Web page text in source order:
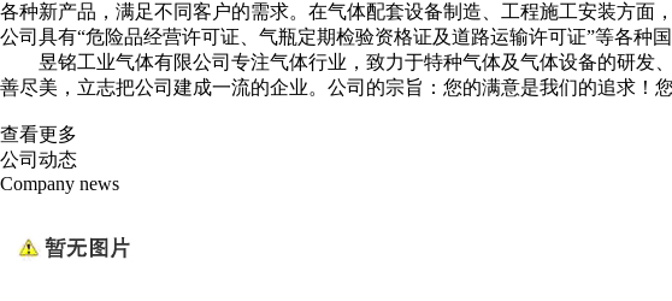
各种新产品，满足不同客户的需求。在气体配套设备制造、工程施工安装方面
公司具有“危险品经营许可证、气瓶定期检验资格证及道路运输许可证”等各种
昱铭工业气体有限公司专注气体行业，致力于特种气体及气体设备的研
善尽美，立志把公司建成一流的企业。公司的宗旨：您的满意是我们的追求！
查看更多
公司动态
Company news